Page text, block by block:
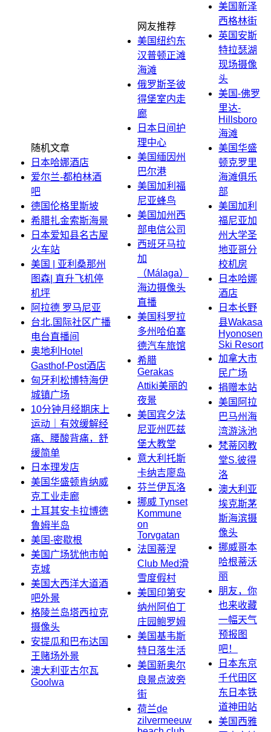
随机文章
日本哈娜酒店
爱尔兰-都柏林酒
吧
德国伦格里斯坡
希腊扎金索斯海景
日本爱知县名古屋
火车站
美国 | 亚利桑那州
图森| 直升飞机停
机坪
阿拉德 罗马尼亚
台北.国际社区广播
电台直播间
奥地利Hotel
Gasthof-Post酒店
匈牙利松博特海伊
城镇广场
10分钟月经期床上
运动｜有效缓解经
痛、腰酸背痛，舒
缓简单
日本理发店
美国华盛顿肯纳威
克工业走廊
土耳其安卡拉博德
鲁姆半岛
美国-密歇根
美国广场犹他市帕
克城
美国大西洋大道酒
吧外景
格陵兰岛塔西拉克
摄像头
安提瓜和巴布达国
王赌场外景
澳大利亚古尔瓦
Goolwa
网友推荐
美国纽约东
汉普顿正滩
海滩
俄罗斯圣彼
得堡室内走
廊
日本日间护
理中心
美国缅因州
巴尔港
美国加利福
尼亚蜂鸟
美国加州西
部电信公司
西班牙马拉
加
（Málaga）
海边摄像头
直播
美国科罗拉
多州哈伯塞
德汽车旅馆
希腊
Gerakas
Attiki美丽的
夜景
美国宾夕法
尼亚州匹兹
堡大教堂
意大利托斯
卡纳吉廖岛
芬兰伊瓦洛
挪威 Tynset
Kommune
on
Torvgatan
法国蒂涅
Club Med滑
雪度假村
美国印第安
纳州阿伯丁
庄园鲍罗姆
美国基韦斯
特日落生活
美国新奥尔
良景点波旁
街
荷兰de
zilvermeeuw
美国新泽
西格林街
英国安斯
特拉瑟湖
现场摄像
头
美国-佛罗
里达-
Hillsboro
海滩
美国华盛
顿克罗里
海滩俱乐
部
美国加利
福尼亚加
州大学圣
地亚哥分
校机房
日本哈娜
酒店
日本长野
县Wakasa
Hyonosen
Ski Resort
加拿大市
民广场
捐赠本站
美国阿拉
巴马州海
湾游泳池
梵蒂冈教
堂S.彼得
洛
澳大利亚
埃克斯茅
斯海滨摄
像头
挪威哥本
哈根蒂沃
丽
朋友，你
也来收藏
一幅天气
预报图
吧！
日本东京
千代田区
东日本铁
道神田站
美国西雅